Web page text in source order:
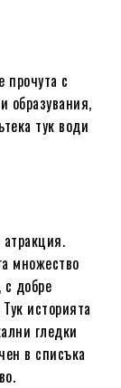
прочута с
образувания,
тук води
множество
добре
историята
гледки
в списъка